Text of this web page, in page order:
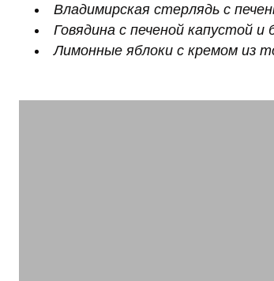
Владимирская стерлядь с
Говядина с печеной капустой и
Лимонные яблоки с кремом из